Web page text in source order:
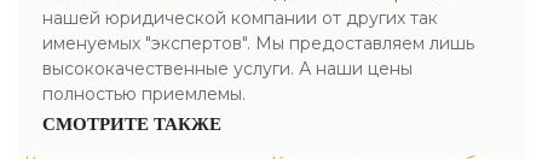
нашей юридической компании от других так
именуемых "экспертов". Мы предоставляем лишь
высококачественные услуги. А наши цены
полностью приемлемы.
СМОТРИТЕ ТАКЖЕ